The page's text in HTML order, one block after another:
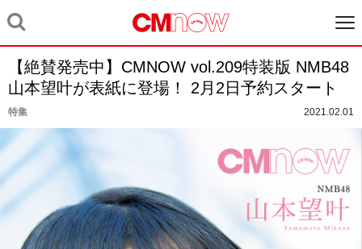
【絶賛発売中】CMNOW vol.209特装版 NMB48
山本望叶が表紙に登場！ 2月2日予約スタート
特集 2021.02.01